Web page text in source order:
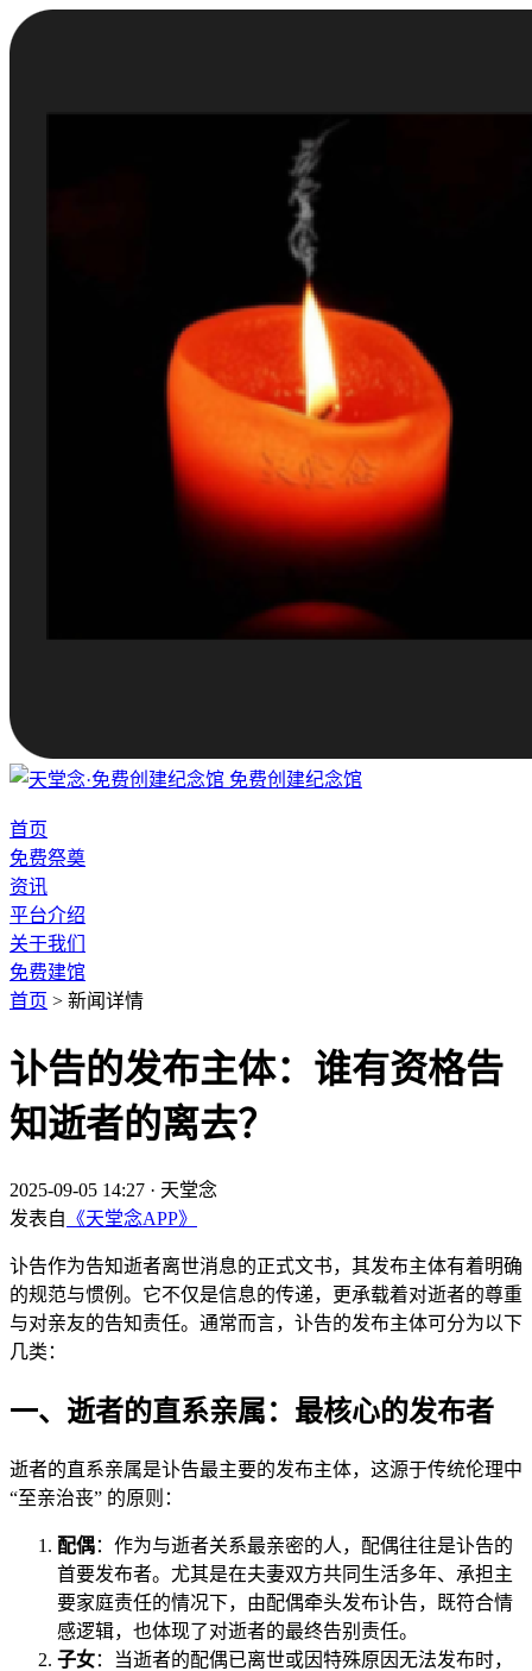
免费创建纪念馆
首页
免费祭奠
资讯
平台介绍
关于我们
免费建馆
首页 > 新闻详情
讣告的发布主体：谁有资格告
知逝者的离去？
2025-09-05 14:27 · 天堂念
发表自 《天堂念APP》
讣告作为告知逝者离世消息的正式文书，其发布主体有着明确
的规范与惯例。它不仅是信息的传递，更承载着对逝者的尊重
与对亲友的告知责任。通常而言，讣告的发布主体可分为以下
几类：
一、逝者的直系亲属：最核心的发布者
逝者的直系亲属是讣告最主要的发布主体，这源于传统伦理中
“至亲治丧” 的原则：
配偶：作为与逝者关系最亲密的人，配偶往往是讣告的
首要发布者。尤其是在夫妻双方共同生活多年、承担主
要家庭责任的情况下，由配偶牵头发布讣告，既符合情
感逻辑，也体现了对逝者的最终告别责任。
子女：当逝者的配偶已离世或因特殊原因无法发布时，